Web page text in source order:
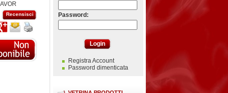
Password:
Login
Registra Account
Password dimenticata
Recensisci